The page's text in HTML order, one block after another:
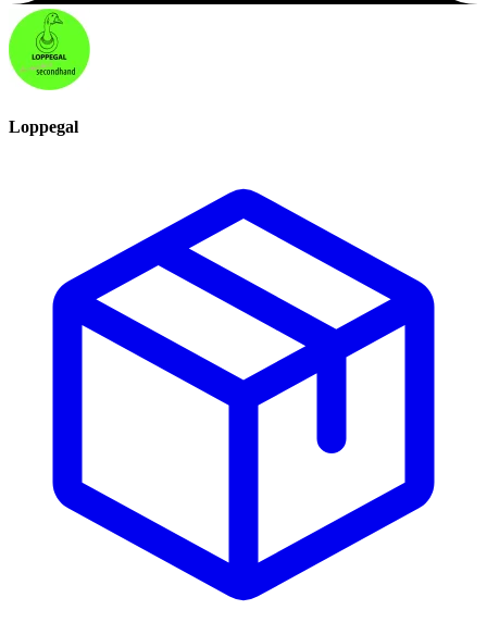
Loppegal